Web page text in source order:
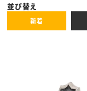
並び替え
新着